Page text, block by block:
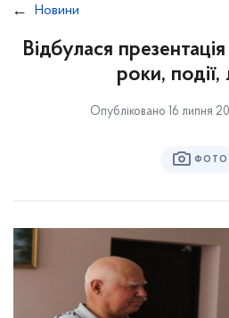
Новини
Відбулася
роки,
Опубліковано 16 липня
ФОТО